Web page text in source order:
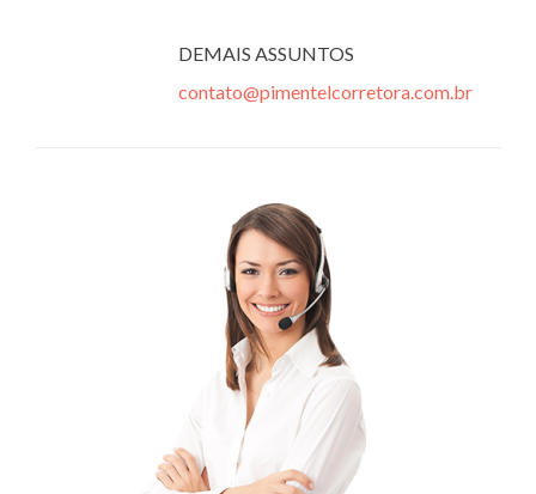
DEMAIS ASSUNTOS
contato@pimentelcorretora.com.br